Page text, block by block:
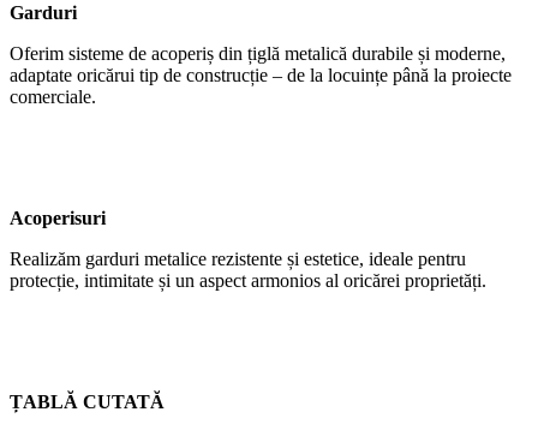
Garduri
Oferim sisteme de acoperiș din țiglă metalică durabile și moderne,
adaptate oricărui tip de construcție – de la locuințe până la proiecte
comerciale.
Acoperisuri
Realizăm garduri metalice rezistente și estetice, ideale pentru
protecție, intimitate și un aspect armonios al oricărei proprietăți.
ȚABLĂ CUTATĂ